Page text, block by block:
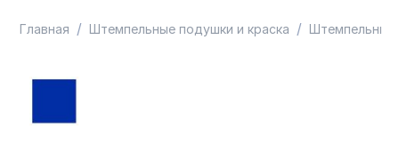
Главная / Штемпельные подушки и краска / Штемпельные